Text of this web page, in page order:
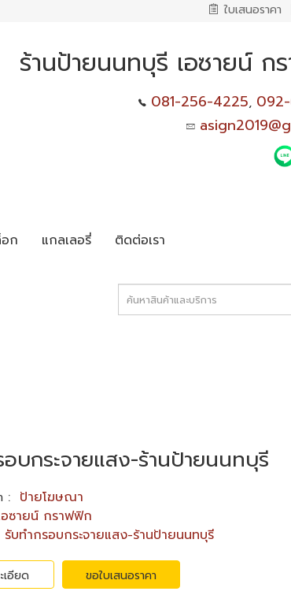
ใบเสนอราคา
ร้านป้ายนนทบุรี เอซายน์ ก
081-256-4225, 092-
ก แกลเลอรี่ ติดต่อเรา
บกระจายแสง-ร้านป้ายนนทบุรี
: ป้ายโฆษณา
อซายน์ กราฟฟิก
รับทำกรอบกระจายแสง-ร้านป้ายนนทบุรี
เอียด ขอใบเสนอราคา